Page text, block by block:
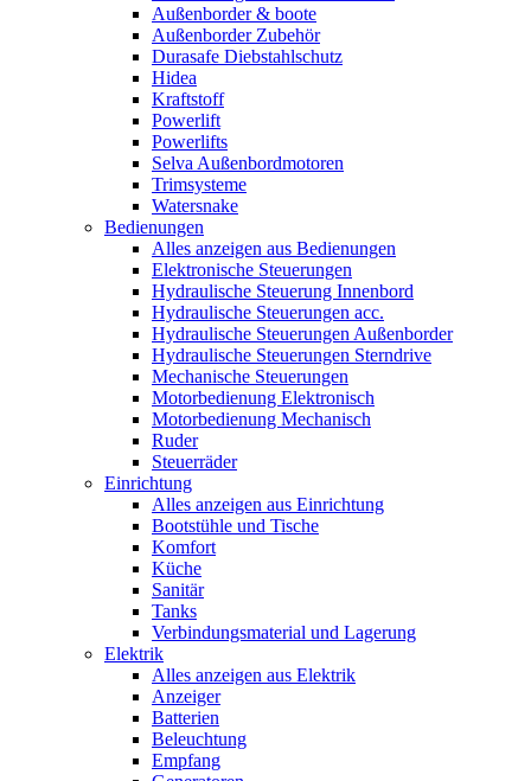
Außenborder & boote
Außenborder Zubehör
Durasafe Diebstahlschutz
Hidea
Kraftstoff
Powerlift
Powerlifts
Selva Außenbordmotoren
Trimsysteme
Watersnake
Bedienungen
Alles anzeigen aus Bedienungen
Elektronische Steuerungen
Hydraulische Steuerung Innenbord
Hydraulische Steuerungen acc.
Hydraulische Steuerungen Außenborder
Hydraulische Steuerungen Sterndrive
Mechanische Steuerungen
Motorbedienung Elektronisch
Motorbedienung Mechanisch
Ruder
Steuerräder
Einrichtung
Alles anzeigen aus Einrichtung
Bootstühle und Tische
Komfort
Küche
Sanitär
Tanks
Verbindungsmaterial und Lagerung
Elektrik
Alles anzeigen aus Elektrik
Anzeiger
Batterien
Beleuchtung
Empfang